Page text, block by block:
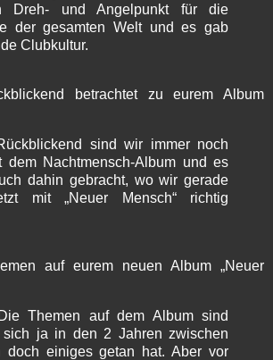
Dreh- und Angelpunkt für die
der gesamten Welt und es gab
Clubkultur.
betrachtet zu eurem Album
sind wir immer noch
dem Nachtmensch-Album und es
dahin gebracht, wo wir gerade
mit „Neuer Mensch“ richtig
auf eurem neuen Album „Neuer
Themen auf dem Album sind
ja in den 2 Jahren zwischen
doch einiges getan hat. Aber vor